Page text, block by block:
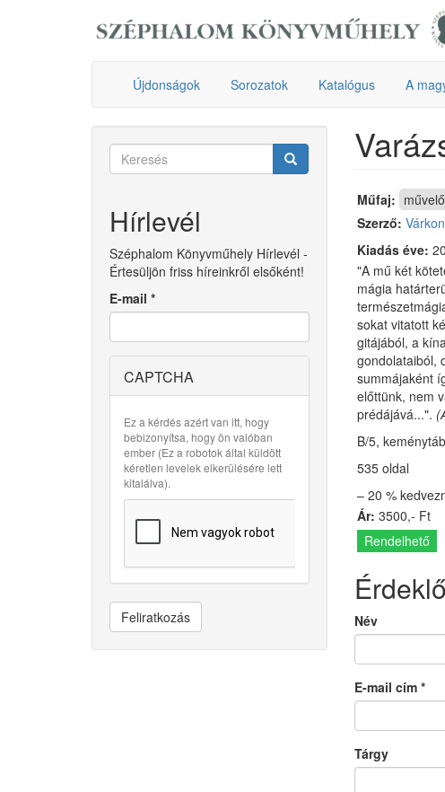
Újdonságok Sorozatok Katalógus A
Keresés
Hírlevél
Széphalom Könyvműhely Hírlevél -
Értesüljön friss híreinkről elsőként!
E-mail *
CAPTCHA
Ez a kérdés azért van itt, hogy
bebizonyítsa, hogy ön valóban
ember (Ez a robotok által küldött
kéretlen levelek elkerülésére lett
kitalálva).
Feliratkozás
Műfaj:
Szerző:
Kiadás éve:
"A mű két
mágia
sokat vitatott
gitájából, a
gondolataiból,
summájaként
előttünk, nem
prédájává...".
B/5,
535 oldal
– 20 %
Ár: 3500,- Ft
Rendelhető
Név
E-mail cím *
Tárgy